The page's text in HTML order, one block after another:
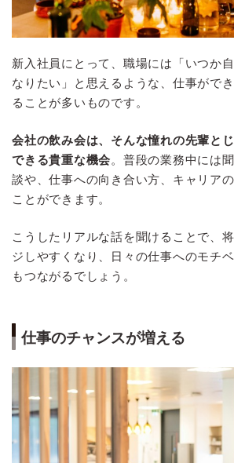
新入社員にとって、職場には「いつか
なりたい」と思えるような、仕事がで
ることが多いものです。
会社の飲み会は、そんな憧れの先輩と
できる貴重な機会。普段の業務中には
談や、仕事への向き合い方、キャリア
ことができます。
こうしたリアルな話を聞けることで、
ジしやすくなり、日々の仕事へのモチ
もつながるでしょう。
仕事のチャンスが増える